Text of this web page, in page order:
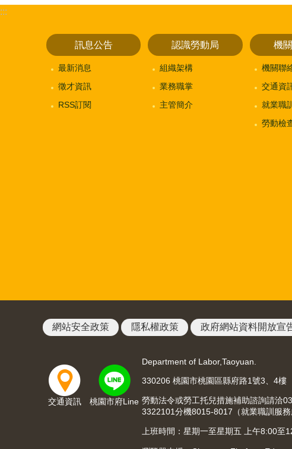
:::
訊息公告
最新消息
徵才資訊
RSS訂閱
認識勞動局
組織架構
業務職掌
主管簡介
機
機關聯
交通資
就業職
勞動檢
網站安全政策 隱私權政策 政府網站資料開放宣
交通資訊 桃園市府Line
Department of Labor,Taoyuan.
330206 桃園市桃園區縣府路1號3、4樓
勞動法令或勞工托兒措施補助諮詢請洽
3322101分機8015-8017（就業職訓服
上班時間：星期一至星期五 上午8:00至